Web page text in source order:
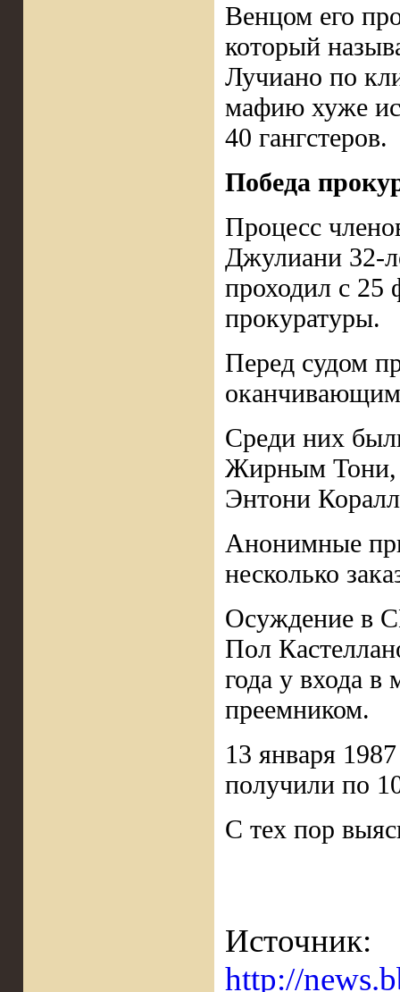
Венцом его
который
Лучиано по
мафию хуже
40 гангстеров.
Победа
Процесс
Джулиани 32-
проходил с 25
прокуратуры.
Перед судом
Среди них
Жирным Тони,
Энтони
Анонимные
несколько
Осуждение в
Пол
года у входа в
преемником.
13 января
получили по
С тех пор
Источник:
http://